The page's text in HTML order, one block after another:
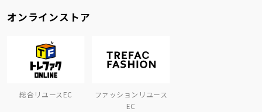
オンラインストア
総合リユースEC
ファッションリユース
EC